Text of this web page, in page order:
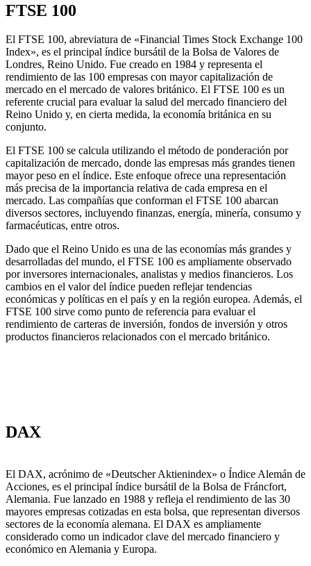
FTSE 100
El FTSE 100, abreviatura de «Financial Times Stock Exchange 100
Index», es el principal índice bursátil de la Bolsa de Valores de
Londres, Reino Unido. Fue creado en 1984 y representa el
rendimiento de las 100 empresas con mayor capitalización de
mercado en el mercado de valores británico. El FTSE 100 es un
referente crucial para evaluar la salud del mercado financiero del
Reino Unido y, en cierta medida, la economía británica en su
conjunto.
El FTSE 100 se calcula utilizando el método de ponderación por
capitalización de mercado, donde las empresas más grandes tienen
mayor peso en el índice. Este enfoque ofrece una representación
más precisa de la importancia relativa de cada empresa en el
mercado. Las compañías que conforman el FTSE 100 abarcan
diversos sectores, incluyendo finanzas, energía, minería, consumo y
farmacéuticas, entre otros.
Dado que el Reino Unido es una de las economías más grandes y
desarrolladas del mundo, el FTSE 100 es ampliamente observado
por inversores internacionales, analistas y medios financieros. Los
cambios en el valor del índice pueden reflejar tendencias
económicas y políticas en el país y en la región europea. Además, el
FTSE 100 sirve como punto de referencia para evaluar el
rendimiento de carteras de inversión, fondos de inversión y otros
productos financieros relacionados con el mercado británico.
DAX
El DAX, acrónimo de «Deutscher Aktienindex» o Índice Alemán de
Acciones, es el principal índice bursátil de la Bolsa de Fráncfort,
Alemania. Fue lanzado en 1988 y refleja el rendimiento de las 30
mayores empresas cotizadas en esta bolsa, que representan diversos
sectores de la economía alemana. El DAX es ampliamente
considerado como un indicador clave del mercado financiero y
económico en Alemania y Europa.